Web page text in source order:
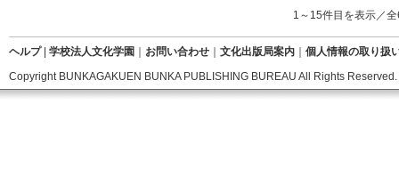
1～15件目を表示／
ヘルプ| 学校法人文化学園 お問い合わせ 文化出版局案内
個人情報の取り扱
Copyright BUNKAGAKUEN BUNKA PUBLISHING BUREAU All Rights Reserved.